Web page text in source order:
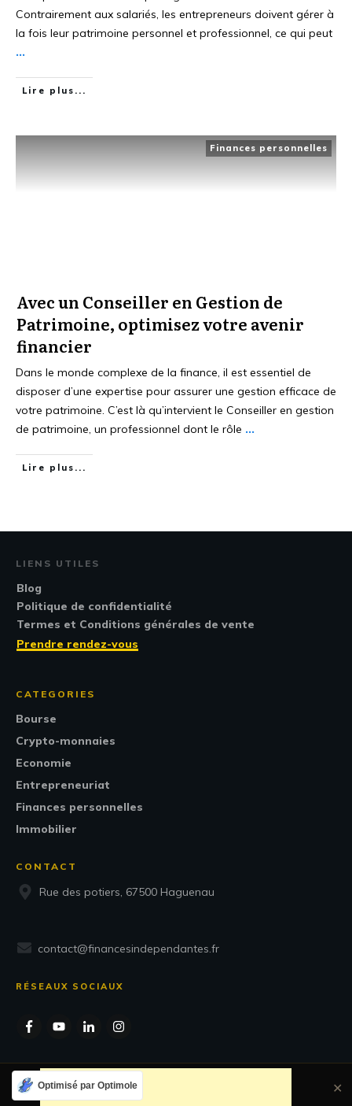
Contrairement aux salariés, les entrepreneurs doivent gérer à
la fois leur patrimoine personnel et professionnel, ce qui peut
...
Lire plus...
Finances personnelles
Avec un Conseiller en Gestion de
Patrimoine, optimisez votre avenir
financier
Dans le monde complexe de la finance, il est essentiel de
disposer d’une expertise pour assurer une gestion efficace de
votre patrimoine. C’est là qu’intervient le Conseiller en gestion
de patrimoine, un professionnel dont le rôle ...
Lire plus...
LIENS UTILES
Blog
Politique de confidentialité
Termes et Conditions générales de vente
Prendre rendez-vous
CATEGORIES
Bourse
Crypto-monnaies
Economie
Entrepreneuriat
Finances personnelles
Immobilier
CONTACT
Rue des potiers, 67500 Haguenau
contact@financesindependantes.fr
RÉSEAUX SOCIAUX
Copyright2026 Finances Indépendantes
Optimisé par Optimole ✕